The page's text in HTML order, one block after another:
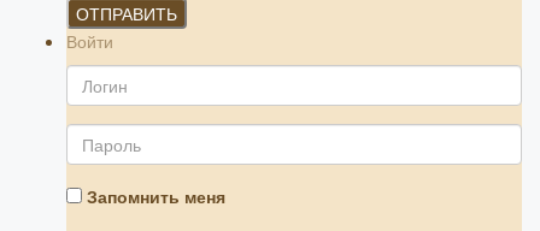
ОТПРАВИТЬ
Войти
Запомнить меня